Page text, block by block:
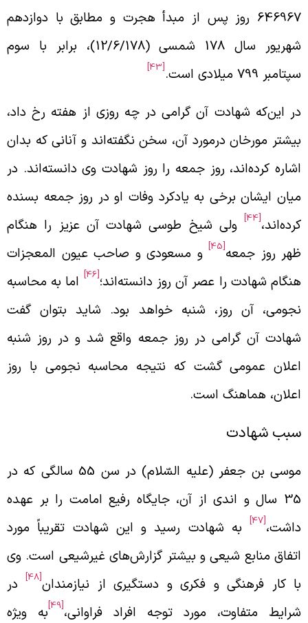
646967 روز پس از مبدأ هجرت و مطابق با دوازدهم
شهریور سال 178 شمسی (12/6/178)، برابر با سوم
799 میلادی است.
این‌که شهادت آن گرامی در چه روزی از هفته رخ داد،
مورخان درمورد آن، سخن نگفته‌اند و آنانی که بدان
کرده‌اند، روز جمعه را روز شهادت وی دانسته‌اند. در
ایشان برخی به یادکرد وفات او در روز جمعه بسنده
ولی شیخ طوسی شهادت آن عزیز را هنگام
روز جمعه
و مسعودی و صاحب عیون المعجزات
شهادت را عصر آن روز دانسته‌اند؛
اما به محاسبه
آن روز، شنبه خواهد بود. شاید بتوان گفت
آن گرامی در روز جمعه واقع شد و در روز شنبه
عمومی گشت که نتیجه محاسبه نجومی با روز
هماهنگ است.
شهادت
موسی بن جعفر (علیه السّلام) در سن 55 سالگی که در
35 سال و اندی از آن، جایگاه رفیع امامت را بر عهده
به شهادت رسید و این شهادت تقریباً مورد
منابع شیعی و بیشتر گزارش‌های غیرشیعی است. وی
کار فرهنگی و فکری و دستگیری از نیازمندان
در
متفاوت، مورد توجه افراد فراوانی،
به ویژه